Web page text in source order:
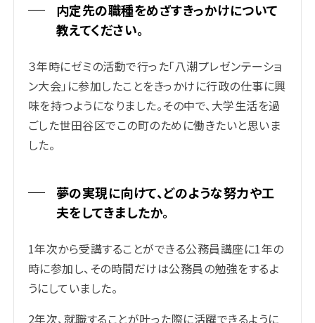
内定先の職種をめざすきっかけについて
教えてください。
３年時にゼミの活動で行った「八潮プレゼンテーショ
ン大会」に参加したことをきっかけに行政の仕事に興
味を持つようになりました。その中で、大学生活を過
ごした世田谷区でこの町のために働きたいと思いま
した。
夢の実現に向けて、どのような努力や工
夫をしてきましたか。
1年次から受講することができる公務員講座に1年の
時に参加し、その時間だけは公務員の勉強をするよ
うにしていました。
2年次、就職することが叶った際に活躍できるように